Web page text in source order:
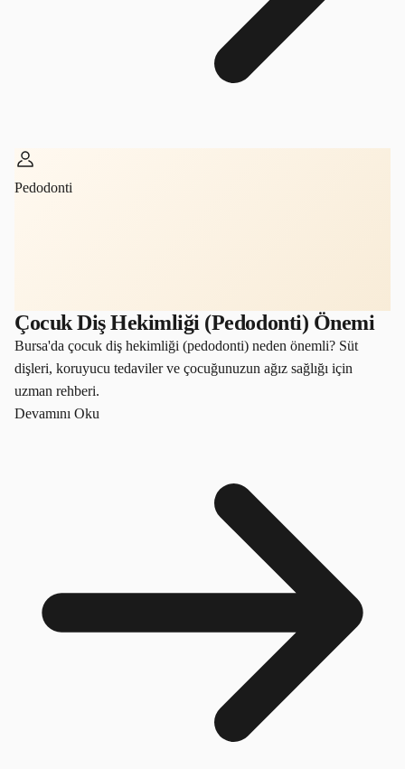
Pedodonti
Çocuk Diş Hekimliği (Pedodonti) Önemi
Bursa'da çocuk diş hekimliği (pedodonti) neden önemli? Süt
dişleri, koruyucu tedaviler ve çocuğunuzun ağız sağlığı için
uzman rehberi.
Devamını Oku